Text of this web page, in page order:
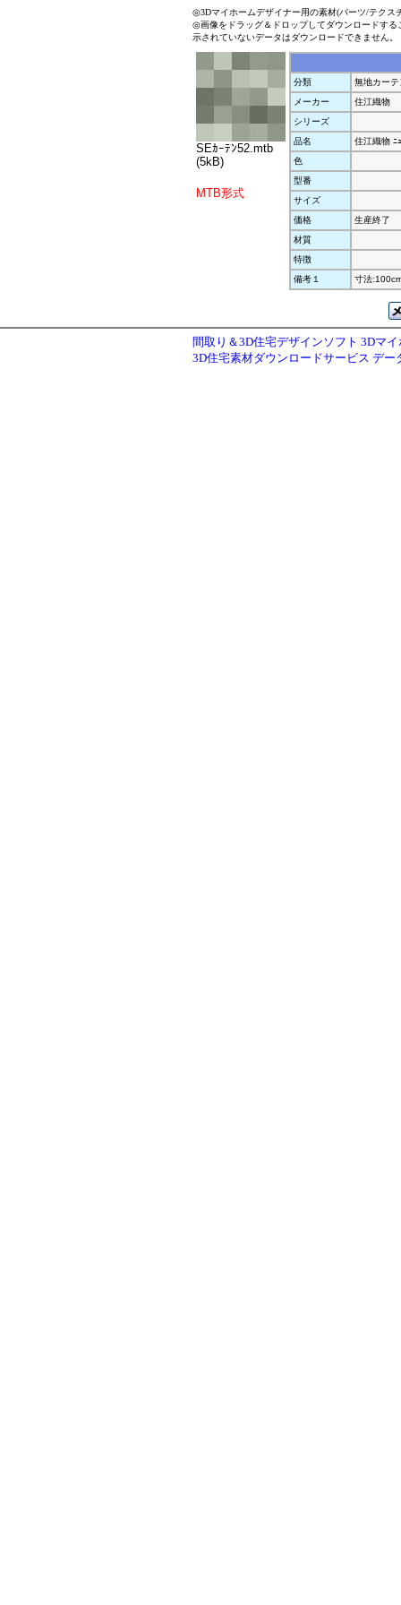
◎3Dマイホームデザイナー用の素材(パーツ/テクス
◎画像をドラッグ＆ドロップしてダウンロードす
示されていないデータはダウンロードできません。
SEｶｰﾃﾝ52.mtb
(5kB)
MTB形式
分類
無地カーテ
メーカー
住江織物
シリーズ
品名
住江織物 ﾆ
色
型番
サイズ
価格
生産終了
材質
特徴
備考１
寸法
間取り＆3D住宅デザインソフト 3Dマ
3D住宅素材ダウンロードサービス デー